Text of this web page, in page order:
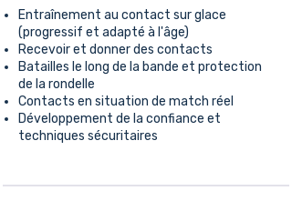
Entraînement au contact sur glace
(progressif et adapté à l'âge)
Recevoir et donner des contacts
Batailles le long de la bande et protection
de la rondelle
Contacts en situation de match réel
Développement de la confiance et
techniques sécuritaires